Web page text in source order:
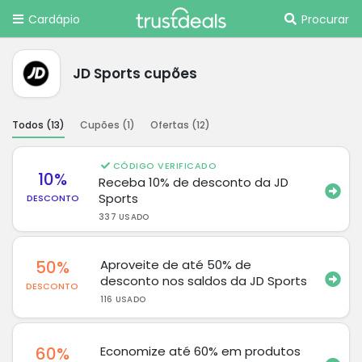
Cardápio Procurar
JD Sports cupões
Todos (13) Cupões (1) Ofertas (12)
10%
DESCONTO
CÓDIGO VERIFICADO
Receba 10% de desconto da JD
Sports
337 USADO
50%
DESCONTO
Aproveite de até 50% de
desconto nos saldos da JD Sports
116 USADO
60%
Economize até 60% em produtos